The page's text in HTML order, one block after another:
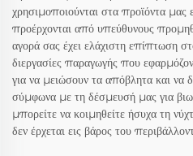
χρησιμοποιούνται στα προϊόντα μας
προέρχονται από υπεύθυνους
αγορά σας έχει ελάχιστη επίπτωση
διεργασίες παραγωγής που
για να μειώσουν τα απόβλητα και να
σύμφωνα με τη δέσμευσή μας για
μπορείτε να κοιμηθείτε ήσυχα τη
δεν έρχεται εις βάρος του